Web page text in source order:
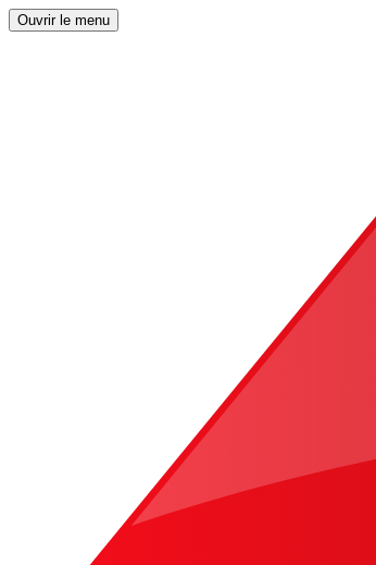
Ouvrir le menu